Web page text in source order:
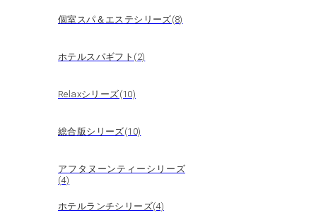
個室スパ＆エステシリーズ(8)
ホテルスパギフト(2)
Relaxシリーズ(10)
総合版シリーズ(10)
アフタヌーンティーシリーズ
(4)
ホテルランチシリーズ(4)